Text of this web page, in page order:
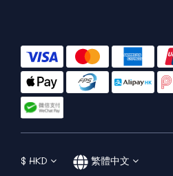
$ HKD 繁體中文